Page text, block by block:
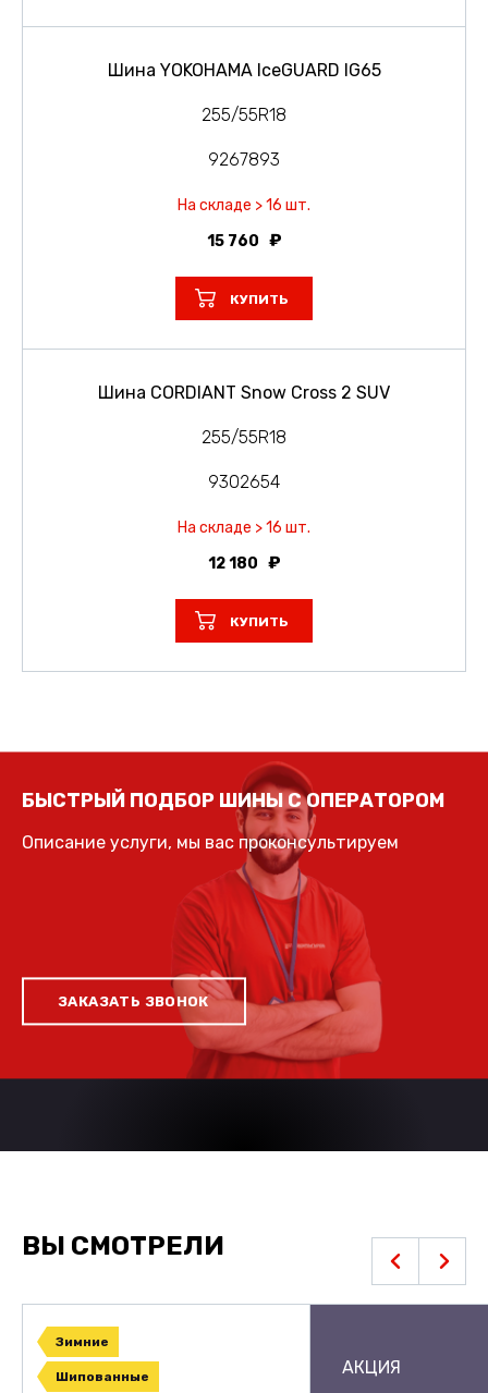
Шина YOKOHAMA IceGUARD IG65
255/55R18
9267893
На складе > 16 шт.
15 760
КУПИТЬ
Шина CORDIANT Snow Cross 2 SUV
255/55R18
9302654
На складе > 16 шт.
12 180
КУПИТЬ
БЫСТРЫЙ ПОДБОР ШИНЫ С ОПЕРАТОРОМ
Описание услуги, мы вас проконсультируем
ЗАКАЗАТЬ ЗВОНОК
ВЫ СМОТРЕЛИ
Зимние
Шипованные АКЦИЯ